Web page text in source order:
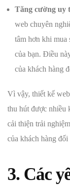
Tăng cường uy
web chuyên
tâm hơn khi mua
của bạn. Điều
của khách hàng
Vì vậy, thiết kế
thu hút được nhiều
cải thiện trải
của khách hàng
3. Các